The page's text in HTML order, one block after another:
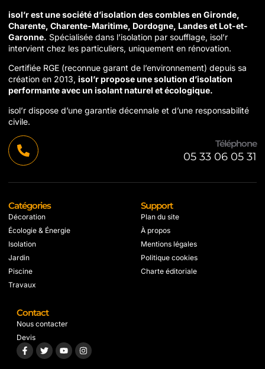
isol’r est une société d’isolation des combles en Gironde,
Charente, Charente-Maritime, Dordogne, Landes et Lot-et-
Garonne. Spécialisée dans l’isolation par soufflage, isol’r
intervient chez les particuliers, uniquement en rénovation.
Certifiée RGE (reconnue garant de l’environnement) depuis sa
création en 2013, isol’r propose une solution d’isolation
performante avec un isolant naturel et écologique.
isol’r dispose d’une garantie décennale et d’une responsabilité
civile.
Téléphone
05 33 06 05 31
Catégories
Décoration
Écologie & Énergie
Isolation
Jardin
Piscine
Travaux
Support
Plan du site
À propos
Mentions légales
Politique cookies
Charte éditoriale
Contact
Nous contacter
Devis